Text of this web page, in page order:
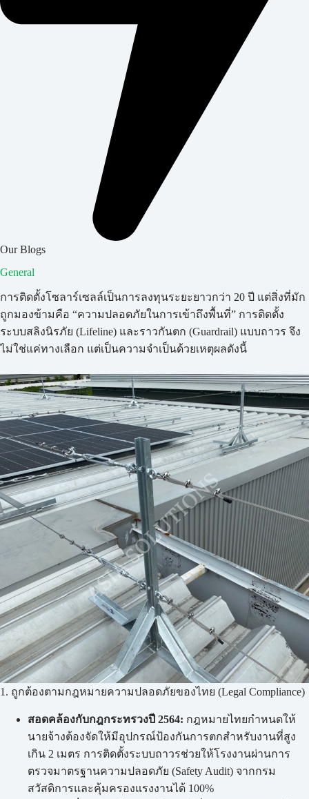
Our Blogs
General
การติดตั้งโซลาร์เซลล์เป็นการลงทุนระยะยาวกว่า 20 ปี แต่สิ่งที่มัก
ถูกมองข้ามคือ “ความปลอดภัยในการเข้าถึงพื้นที่” การติดตั้ง
ระบบสลิงนิรภัย (Lifeline) และราวกันตก (Guardrail) แบบถาวร จึง
ไม่ใช่แค่ทางเลือก แต่เป็นความจำเป็นด้วยเหตุผลดังนี้
1. ถูกต้องตามกฎหมายความปลอดภัยของไทย (Legal Compliance)
สอดคล้องกับกฎกระทรวงปี 2564: กฎหมายไทยกำหนดให้
นายจ้างต้องจัดให้มีอุปกรณ์ป้องกันการตกสำหรับงานที่สูง
เกิน 2 เมตร การติดตั้งระบบถาวรช่วยให้โรงงานผ่านการ
ตรวจมาตรฐานความปลอดภัย (Safety Audit) จากกรม
สวัสดิการและคุ้มครองแรงงานได้ 100%